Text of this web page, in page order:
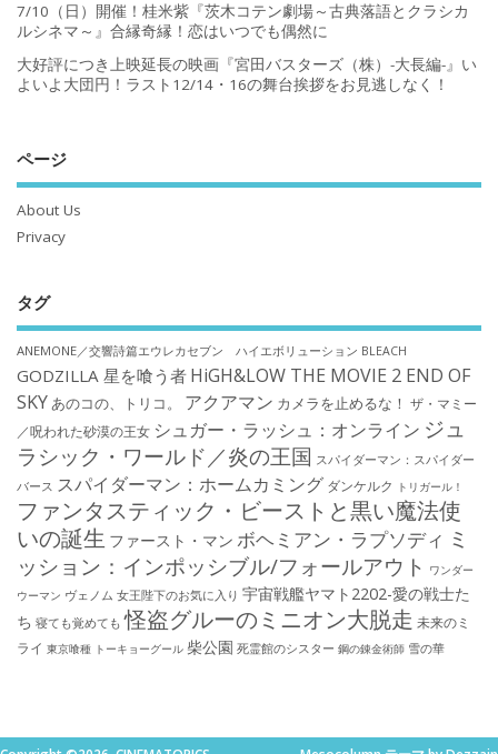
7/10（日）開催！桂米紫『茨木コテン劇場～古典落語とクラシカ
ルシネマ～』合縁奇縁！恋はいつでも偶然に
大好評につき上映延長の映画『宮田バスターズ（株）-大長編-』い
よいよ大団円！ラスト12/14・16の舞台挨拶をお見逃しなく！
ページ
About Us
Privacy
タグ
ANEMONE／交響詩篇エウレカセブン ハイエボリューション BLEACH
GODZILLA 星を喰う者 HiGH&LOW THE MOVIE 2 END OF
SKYあのコの、トリコ。 アクアマン カメラを止めるな！ ザ・マミー
／呪われた砂漠の王女 シュガー・ラッシュ：オンライン ジュ
ラシック・ワールド／炎の王国 スパイダーマン：スパイダー
バース スパイダーマン：ホームカミング ダンケルク トリガール！
ファンタスティック・ビーストと黒い魔法使
いの誕生 ファースト・マン ボヘミアン・ラプソディ ミ
ッション：インポッシブル/フォールアウト ワンダー
ウーマン ヴェノム 女王陛下のお気に入り 宇宙戦艦ヤマト2202-愛の戦士た
ち 寝ても覚めても 怪盗グルーのミニオン大脱走 未来のミ
ライ 東京喰種 トーキョーグール 柴公園 死霊館のシスター 鋼の錬金術師 雪の華